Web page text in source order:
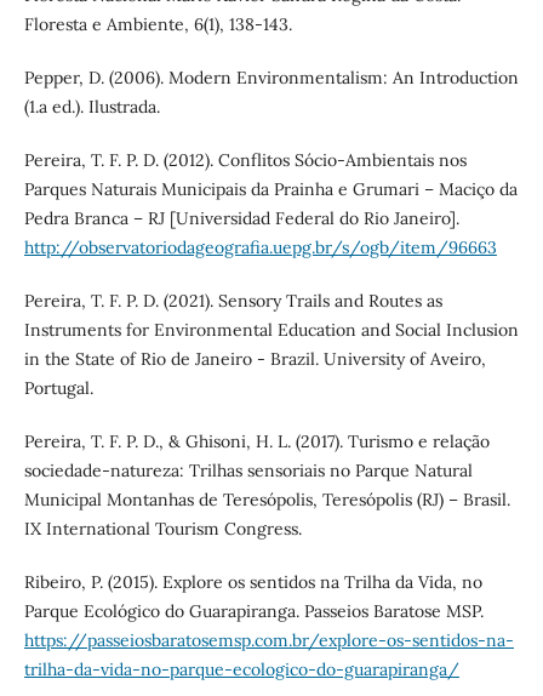
Floresta e Ambiente, 6(1), 138-143.
Pepper, D. (2006). Modern Environmentalism: An Introduction
(1.a ed.). Ilustrada.
Pereira, T. F. P. D. (2012). Conflitos Sócio-Ambientais nos
Parques Naturais Municipais da Prainha e Grumari – Maciço da
Pedra Branca – RJ [Universidad Federal do Rio Janeiro].
http://observatoriodageografia.uepg.br/s/ogb/item/96663
Pereira, T. F. P. D. (2021). Sensory Trails and Routes as
Instruments for Environmental Education and Social Inclusion
in the State of Rio de Janeiro - Brazil. University of Aveiro,
Portugal.
Pereira, T. F. P. D., & Ghisoni, H. L. (2017). Turismo e relação
sociedade-natureza: Trilhas sensoriais no Parque Natural
Municipal Montanhas de Teresópolis, Teresópolis (RJ) – Brasil.
IX International Tourism Congress.
Ribeiro, P. (2015). Explore os sentidos na Trilha da Vida, no
Parque Ecológico do Guarapiranga. Passeios Baratose MSP.
https://passeiosbaratosemsp.com.br/explore-os-sentidos-na-
trilha-da-vida-no-parque-ecologico-do-guarapiranga/